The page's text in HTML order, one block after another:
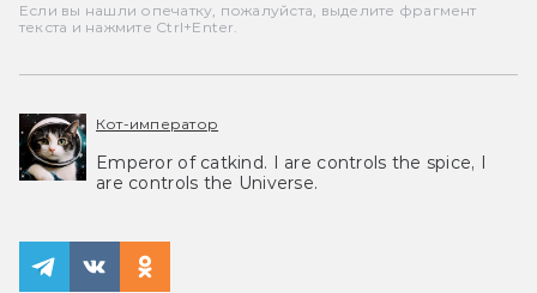
Если вы нашли опечатку, пожалуйста, выделите фрагмент
текста и нажмите Ctrl+Enter.
Кот-император
Emperor of catkind. I are controls the spice, I
are controls the Universe.